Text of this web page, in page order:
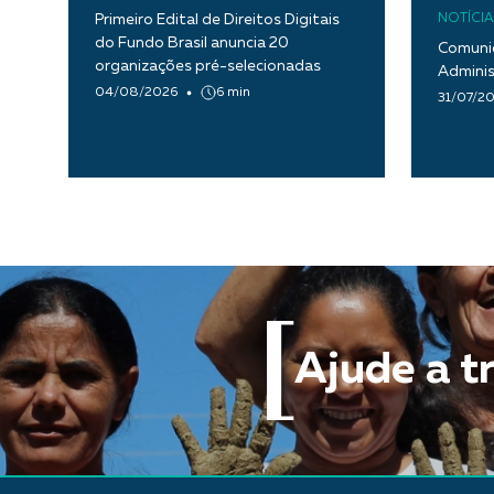
Primeiro Edital de Direitos Digitais
do Fundo Brasil anuncia 20
organizações pré-selecionadas
04/08/2026 6 min 31/07/
Ajude a